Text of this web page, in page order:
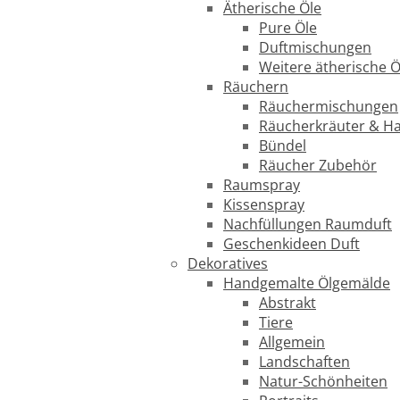
Ätherische Öle
Pure Öle
Duftmischungen
Weitere ätherische
Räuchern
Räuchermischungen
Räucherkräuter &
Bündel
Räucher Zubehör
Raumspray
Kissenspray
Nachfüllungen Raumduft
Geschenkideen Duft
Dekoratives
Handgemalte Ölgemälde
Abstrakt
Tiere
Allgemein
Landschaften
Natur-Schönheiten